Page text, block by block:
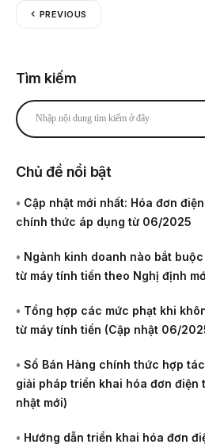
PREVIOUS
Tìm kiếm
Chủ đề nổi bật
• Cập nhật mới nhất: Hóa đơn
chính thức áp dụng từ 06/2025
• Ngành kinh doanh nào bắt
từ máy tính tiền theo Nghị định
• Tổng hợp các mức phạt khi
từ máy tính tiền (Cập nhật 06/
• Sổ Bán Hàng chính thức hợp
giải pháp triển khai hóa đơn điện
nhật mới)
• Hướng dẫn triển khai hóa đơn